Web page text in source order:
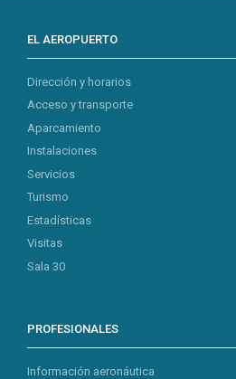
EL AEROPUERTO
Dirección y horarios
Acceso y transporte
Aparcamiento
Instalaciones
Servicios
Turismo
Estadísticas
Visitas
Sala 30
PROFESIONALES
Información aeronáutica